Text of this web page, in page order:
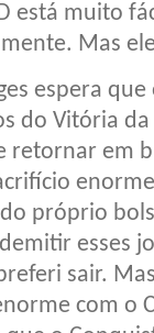
está muito
Mas
espera
do Vitória
retornar em
próprio
esses
sair.
com o